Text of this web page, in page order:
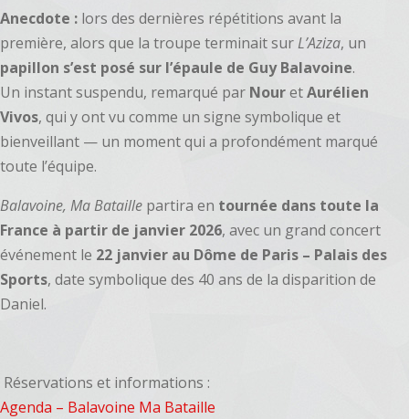
Anecdote : lors des dernières répétitions avant la
première, alors que la troupe terminait surL’Aziza, un
papillon s’est posé sur l’épaule de Guy Balavoine.
Un instant suspendu, remarqué par NouretAurélien
Vivos, qui y ont vu comme un signe symbolique et
bienveillant — un moment qui a profondément marqué
toute l’équipe.
Balavoine, Ma Bataille partira en tournée dans toute la
France à partir de janvier 2026, avec un grand concert
événement le 22 janvier au Dôme de Paris – Palais des
Sports, date symbolique des 40 ans de la disparition de
Daniel.
️ Réservations et informations :
Agenda – Balavoine Ma Bataille